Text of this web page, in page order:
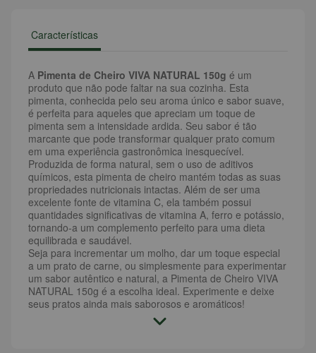
Características
A Pimenta de Cheiro VIVA NATURAL 150g é um
produto que não pode faltar na sua cozinha. Esta
pimenta, conhecida pelo seu aroma único e sabor suave,
é perfeita para aqueles que apreciam um toque de
pimenta sem a intensidade ardida. Seu sabor é tão
marcante que pode transformar qualquer prato comum
em uma experiência gastronômica inesquecível.
Produzida de forma natural, sem o uso de aditivos
químicos, esta pimenta de cheiro mantém todas as suas
propriedades nutricionais intactas. Além de ser uma
excelente fonte de vitamina C, ela também possui
quantidades significativas de vitamina A, ferro e potássio,
tornando-a um complemento perfeito para uma dieta
equilibrada e saudável.
Seja para incrementar um molho, dar um toque especial
a um prato de carne, ou simplesmente para experimentar
um sabor autêntico e natural, a Pimenta de Cheiro VIVA
NATURAL 150g é a escolha ideal. Experimente e deixe
seus pratos ainda mais saborosos e aromáticos!